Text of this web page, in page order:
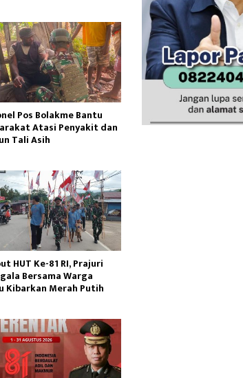
Pos Bolakme Bantu
Atasi Penyakit dan
Tali Asih
HUT Ke-81 RI, Prajuri
Bersama Warga
Kibarkan Merah Putih